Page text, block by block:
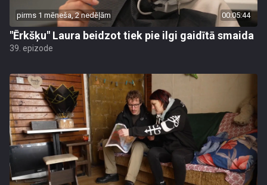
pirms 1 mēneša, 2 nedēļām 00:05:44
"Ērkšķu" Laura beidzot tiek pie ilgi gaidītā smaida
39. epizode